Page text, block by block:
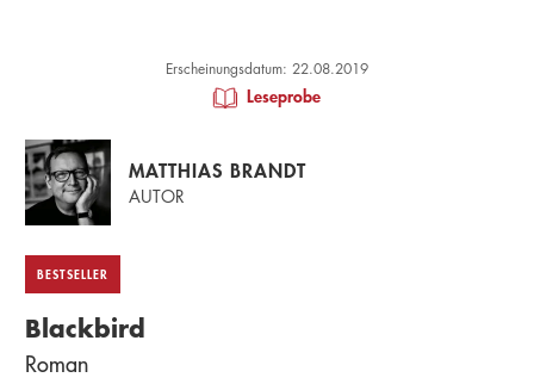
Erscheinungsdatum: 22.08.2019
Leseprobe
MATTHIAS BRANDT
AUTOR
BESTSELLER
Blackbird
Roman